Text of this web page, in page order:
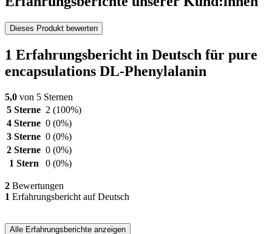
Dieses Produkt bewerten
1 Erfahrungsbericht in Deutsch für pure
encapsulations DL-Phenylalanin
5,0 von 5 Sternen
5 Sterne 2 (100%)
4 Sterne 0 (0%)
3 Sterne 0 (0%)
2 Sterne 0 (0%)
1 Stern
0 (0%)
2 Bewertungen
1 Erfahrungsbericht auf Deutsch
Alle Erfahrungsberichte anzeigen